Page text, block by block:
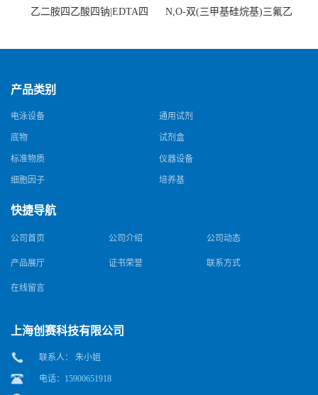
乙二胺四乙酸四钠|EDTA四
N,O-双(三甲基硅烷基)三氟乙
产品类别
电泳设备 通用试剂
底物 试剂盒
标准物质 仪器设备
细胞因子 培养基
快捷导航
公司首页 公司介绍 公司动态
产品展厅 证书荣誉 联系方式
在线留言
上海创赛科技有限公司
联系人： 朱小姐
电话：15900651918